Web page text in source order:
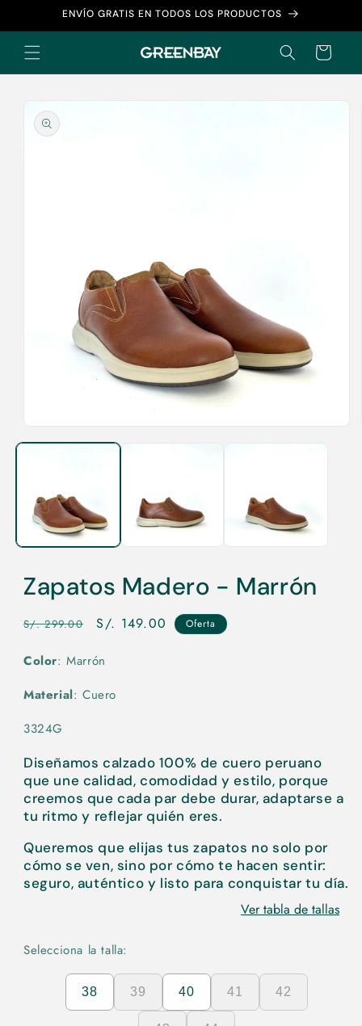
directamente
al contenido
ENVÍO GRATIS EN TODOS LOS PRODUCTOS
Carrito
información
elemento
ventana
modal
Zapatos Madero - Marrón
Precio
S/. 299.00
Precio
oferta
S/. 149.00 Oferta
Color: Marrón
Material: Cuero
3324G
Diseñamos calzado 100% de cuero peruano
que une calidad, comodidad y estilo, porque
creemos que cada par debe durar, adaptarse a
tu ritmo y reflejar quién eres.
Queremos que elijas tus zapatos no solo por
cómo se ven, sino por cómo te hacen sentir:
seguro, auténtico y listo para conquistar tu día.
Ver tabla de tallas
Selecciona la talla:
38 39 40 41 42